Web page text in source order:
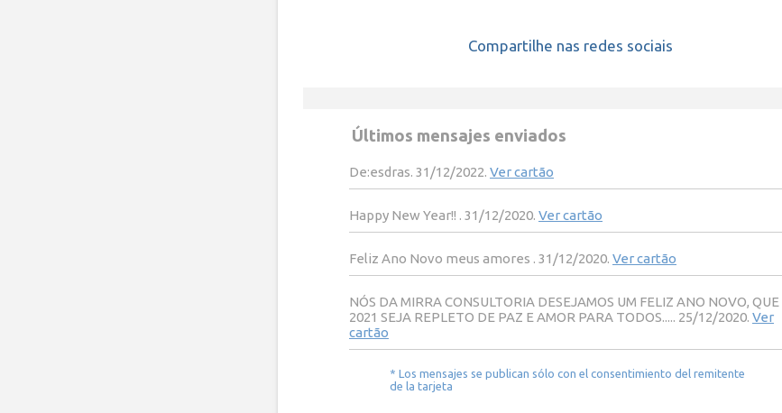
Compartilhe nas redes sociais
Últimos mensajes enviados
De:esdras. 31/12/2022. Ver cartão
Happy New Year!! . 31/12/2020. Ver cartão
Feliz Ano Novo meus amores . 31/12/2020. Ver cartão
NÓS DA MIRRA CONSULTORIA DESEJAMOS UM FELIZ ANO NOVO, QUE
2021 SEJA REPLETO DE PAZ E AMOR PARA TODOS..... 25/12/2020. Ver
cartão
* Los mensajes se publican sólo con el consentimiento del remitente
de la tarjeta